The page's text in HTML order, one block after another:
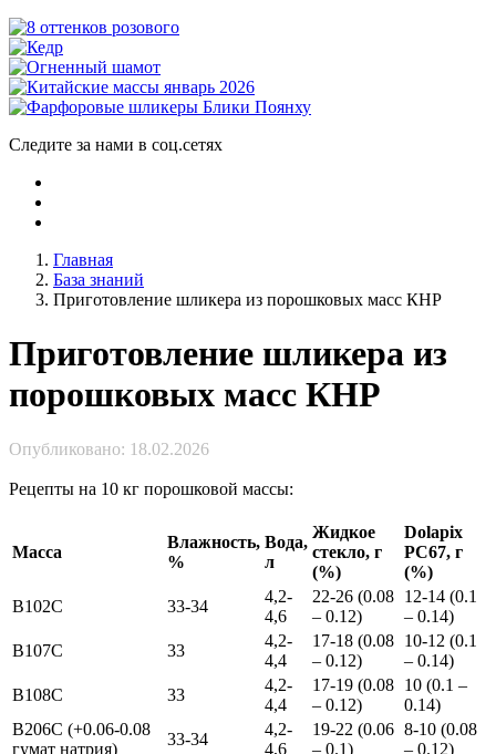
Следите за нами в соц.сетях
Главная
База знаний
Приготовление шликера из порошковых масс КНР
Приготовление шликера из
порошковых масс КНР
Опубликовано: 18.02.2026
Рецепты на 10 кг порошковой массы:
Масса
Влажность,
%
Вода,
л
Жидкое
стекло, г
(%)
Dolapix
PC67, г
(%)
B102C
33-34
4,2-
4,6
22-26 (0.08
– 0.12)
12-14 (0.1
– 0.14)
B107C
33
4,2-
4,4
17-18 (0.08
– 0.12)
10-12 (0.1
– 0.14)
B108C
33
4,2-
4,4
17-19 (0.08
– 0.12)
10 (0.1 –
0.14)
B206C (+0.06-0.08
гумат натрия)
33-34
4,2-
4,6
19-22 (0.06
– 0.1)
8-10 (0.08
– 0.12)